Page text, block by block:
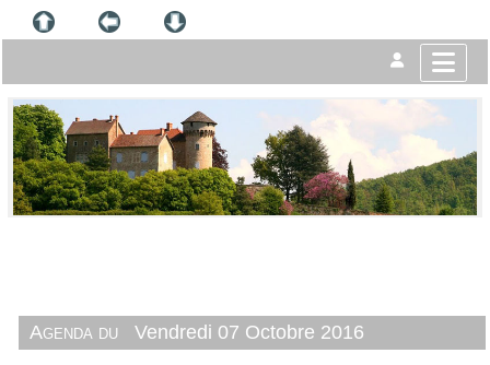
Agenda du Vendredi 07 Octobre 2016